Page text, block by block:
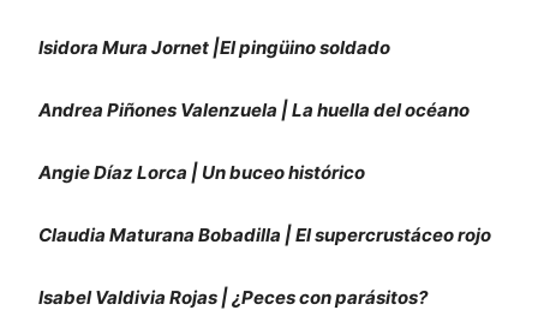
Isidora Mura Jornet |El pingüino soldado
Andrea Piñones Valenzuela | La huella del océano
Angie Díaz Lorca | Un buceo histórico
Claudia Maturana Bobadilla | El supercrustáceo rojo
Isabel Valdivia Rojas | ¿Peces con parásitos?